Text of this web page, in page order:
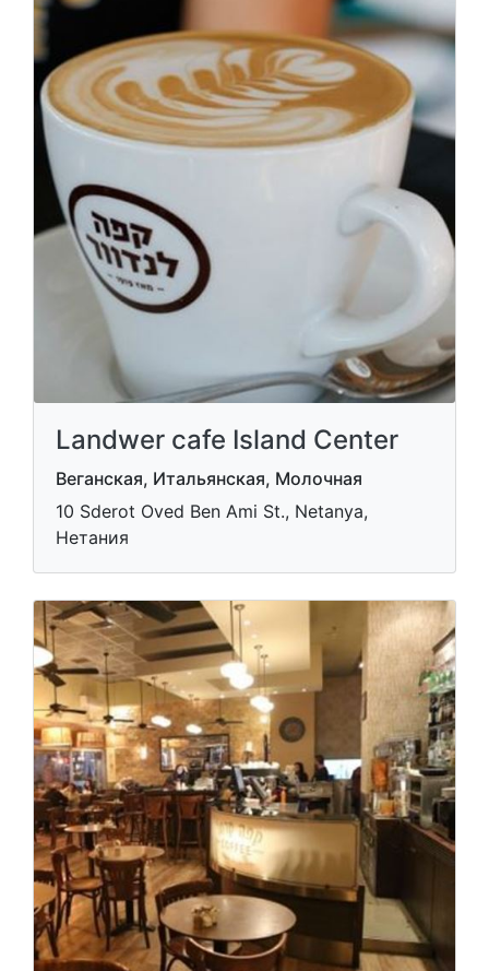
Landwer cafe Island Center
Веганская, Итальянская, Молочная
10 Sderot Oved Ben Ami St., Netanya,
Нетания